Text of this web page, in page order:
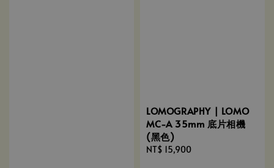
LOMOGRAPHY | LOMO
MC-A 35mm 底片相機
(黑色)
Regular
NT$ 15,900